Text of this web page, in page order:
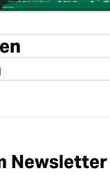
Newsletter